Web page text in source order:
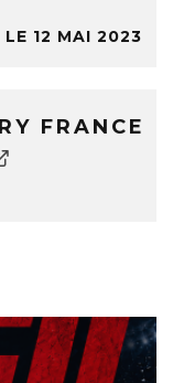
LE 12 MAI 2023
FRANCE